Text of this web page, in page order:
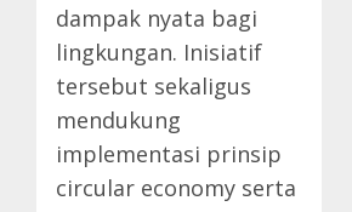
dampak nyata bagi
lingkungan. Inisiatif
tersebut sekaligus
mendukung
implementasi prinsip
circular economy serta